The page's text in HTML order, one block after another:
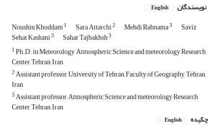
نویسندگان English
Noushin Khoddam1 Sara Attarchi2 Mehdi Rahnama3 Saviz
Sehat Kashani3 Sahar Tajbakhsh3
1Ph.D. in Meteorology, Atmospheric Science and meteorology Research
Center, Tehran, Iran
2Assistant professor, University of Tehran, Faculty of Geography, Tehran,
Iran
3Assistant professor, Atmospheric Science and meteorology Research
Center, Tehran, Iran
چکیده
English